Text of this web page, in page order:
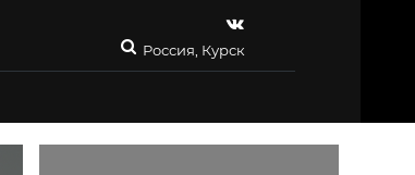
Россия, Курск